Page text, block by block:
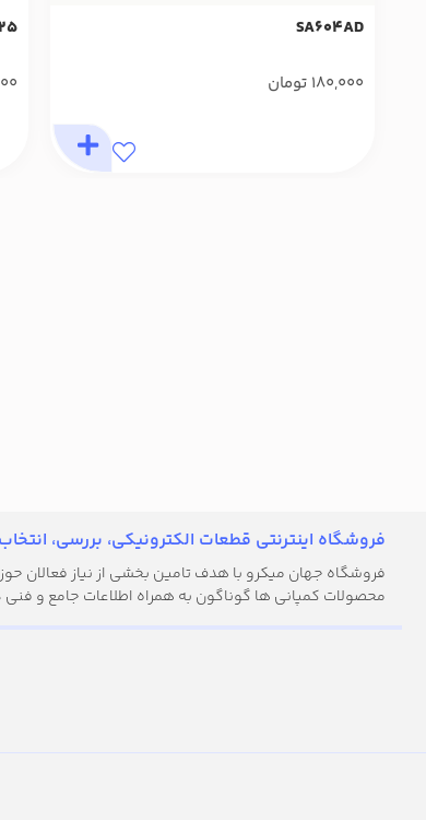
SA604AD
180,000 تومان
فروشگاه اینترنتی قطعات الکترونیکی، بررسی،
فروشگاه جهان میکرو با هدف تامین بخشی از نیاز فعالان
محصولات کمپانی ها گوناگون به همراه اطلاعات جامع و